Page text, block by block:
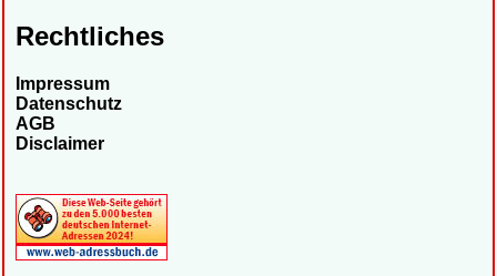
Rechtliches
Impressum
Datenschutz
AGB
Disclaimer